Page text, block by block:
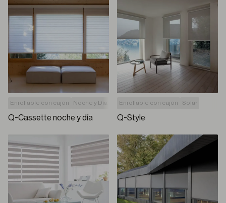
Enrollable con cajón Noche y Día Solar Soluciones 2 en 1
Q-Cassette noche y día
Enrollable con cajón Solar
Q-Style